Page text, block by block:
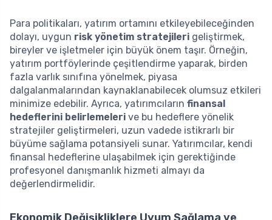
Para politikaları, yatırım ortamını etkileyebileceğinden
dolayı, uygun risk yönetim stratejileri geliştirmek,
bireyler ve işletmeler için büyük önem taşır. Örneğin,
yatırım portföylerinde çeşitlendirme yaparak, birden
fazla varlık sınıfına yönelmek, piyasa
dalgalanmalarından kaynaklanabilecek olumsuz etkileri
minimize edebilir. Ayrıca, yatırımcıların finansal
hedeflerini belirlemeleri ve bu hedeflere yönelik
stratejiler geliştirmeleri, uzun vadede istikrarlı bir
büyüme sağlama potansiyeli sunar. Yatırımcılar, kendi
finansal hedeflerine ulaşabilmek için gerektiğinde
profesyonel danışmanlık hizmeti almayı da
değerlendirmelidir.